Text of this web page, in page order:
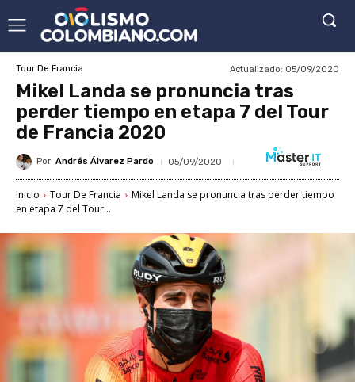
Tour De Francia Actualizado: 05/09/2020
Mikel Landa se pronuncia tras
perder tiempo en etapa 7 del Tour
de Francia 2020
Por Andrés Álvarez Pardo 05/09/2020
Inicio Tour De Francia
Mikel Landa se pronuncia tras perder tiempo
en etapa 7 del Tour...